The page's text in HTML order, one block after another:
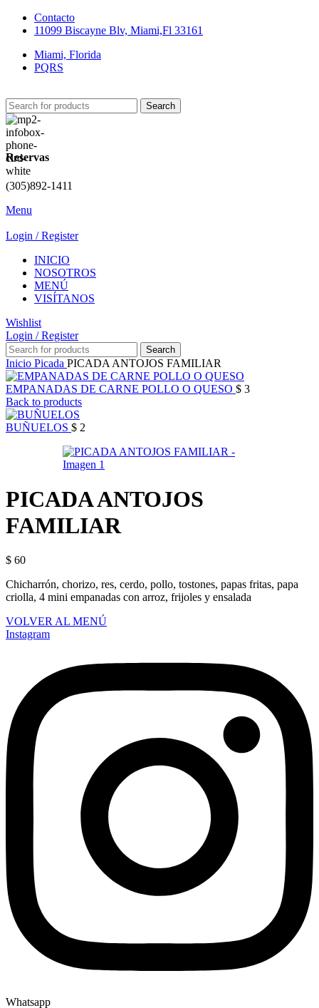
Contacto
11099 Biscayne Blv, Miami,Fl 33161
Miami, Florida
PQRS
Search
Reservas
(305)892-1411
Menu
Login / Register
INICIO
NOSOTROS
MENÚ
VISÍTANOS
Wishlist
Login / Register
Search
Inicio Picada PICADA ANTOJOS FAMILIAR
EMPANADAS DE CARNE POLLO O QUESO $ 3
Back to products
BUÑUELOS $ 2
PICADA ANTOJOS
FAMILIAR
$ 60
Chicharrón, chorizo, res, cerdo, pollo, tostones, papas fritas, papa
criolla, 4 mini empanadas con arroz, frijoles y ensalada
VOLVER AL MENÚ
Instagram
Whatsapp